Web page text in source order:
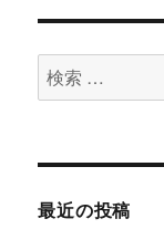
ー
シ
検
索
象:
最近の投稿